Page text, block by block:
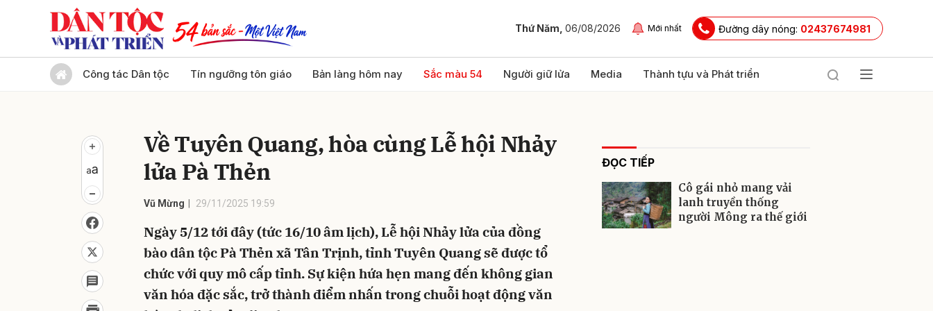
Thứ Năm, 06/08/2026 Mới nhất Đường dây nóng: 02437674981
Công tác Dân tộc Tín ngưỡng tôn giáo Bản làng hôm nay Sắc màu 54 Người giữ lửa Media Thành tựu và Phát triển
Về Tuyên Quang, hòa cùng Lễ hội Nhảy
lửa Pà Thẻn
Vũ Mừng 29/11/2025 19:59
Ngày 5/12 tới đây (tức 16/10 âm lịch), Lễ hội Nhảy lửa của đồng
bào dân tộc Pà Thẻn xã Tân Trịnh, tỉnh Tuyên Quang sẽ được tổ
chức với quy mô cấp tỉnh. Sự kiện hứa hẹn mang đến không gian
văn hóa đặc sắc, trở thành điểm nhấn trong chuỗi hoạt động văn
ĐỌC TIẾP
Cô gái nhỏ mang vải
lanh truyền thống
người Mông ra thế giới
Gửi bình luận
Gửi